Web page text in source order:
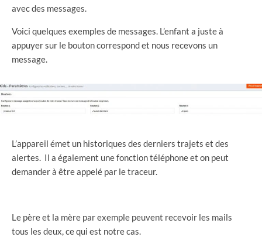
avec des messages.
Voici quelques exemples de messages. L’enfant a juste à
appuyer sur le bouton correspond et nous recevons un
message.
L’appareil émet un historiques des derniers trajets et des
alertes. Il a également une fonction téléphone et on peut
demander à être appelé par le traceur.
Le père et la mère par exemple peuvent recevoir les mails
tous les deux, ce qui est notre cas.